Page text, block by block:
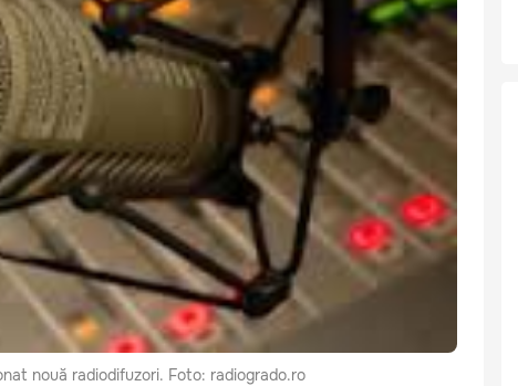
nouă radiodifuzori. Foto: radiogrado.ro